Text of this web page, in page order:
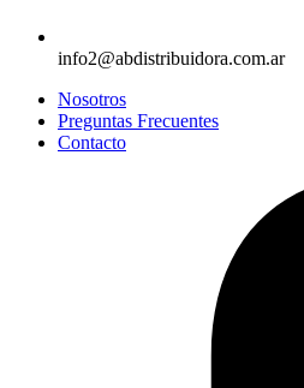
info2@abdistribuidora.com.ar
Nosotros
Preguntas Frecuentes
Contacto